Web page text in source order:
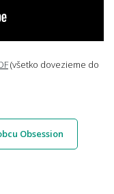
(všetko dovezieme do
Obsession